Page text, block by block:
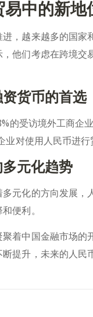
中的新地
，越来越多的国
他们考虑在跨境
货币的首选
的受访境外工商企
对使用人民币进行
元化趋势
元化的方向发展
便利。
着中国金融市场
提升，未来的人民